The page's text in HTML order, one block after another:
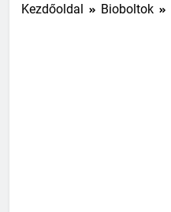
Kezdőoldal Bioboltok